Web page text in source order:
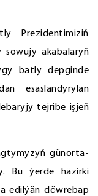
Prezidentimiziň
sowujy akabalaryň
batly depginde
esaslandyrylan
tejribe işjeň
günorta-
Bu ýerde häzirki
edilýän döwrebap